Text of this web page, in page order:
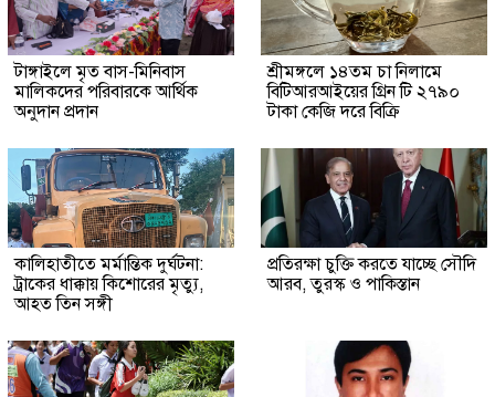
টাঙ্গাইলে মৃত বাস-মিনিবাস
মালিকদের পরিবারকে আর্থিক
অনুদান প্রদান
শ্রীমঙ্গলে ১৪তম চা নিলামে
বিটিআরআইয়ের গ্রিন টি ২৭৯০
টাকা কেজি দরে বিক্রি
কালিহাতীতে মর্মান্তিক দুর্ঘটনা:
ট্রাকের ধাক্কায় কিশোরের মৃত্যু,
আহত তিন সঙ্গী
প্রতিরক্ষা চুক্তি করতে যাচ্ছে সৌদি
আরব, তুরস্ক ও পাকিস্তান